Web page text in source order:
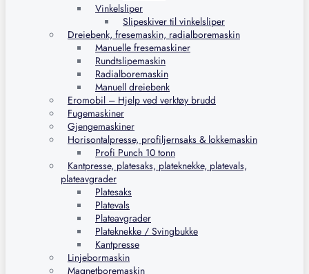
Vinkelsliper
Slipeskiver til vinkelsliper
Dreiebenk, fresemaskin, radialboremaskin
Manuelle fresemaskiner
Rundtslipemaskin
Radialboremaskin
Manuell dreiebenk
Eromobil – Hjelp ved verktøy brudd
Fugemaskiner
Gjengemaskiner
Horisontalpresse, profiljernsaks & lokkemaskin
Profi Punch 10 tonn
Kantpresse, platesaks, plateknekke, platevals,
plateavgrader
Platesaks
Platevals
Plateavgrader
Plateknekke / Svingbukke
Kantpresse
Linjebormaskin
Magnetboremaskin